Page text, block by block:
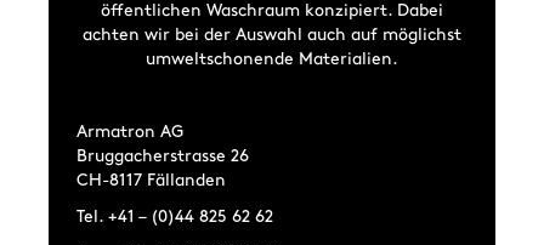
öffentlichen Waschraum konzipiert. Dabei
achten wir bei der Auswahl auch auf möglichst
umweltschonende Materialien.
Armatron AG
Bruggacherstrasse 26
CH-8117 Fällanden
Tel. +41 – (0)44 825 62 62